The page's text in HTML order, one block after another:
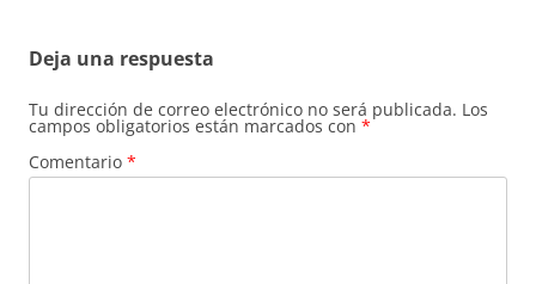
Deja una respuesta
Tu dirección de correo electrónico no será publicada. Los
campos obligatorios están marcados con *
Comentario *